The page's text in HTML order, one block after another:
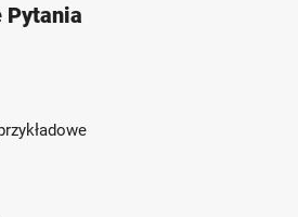
Pytania